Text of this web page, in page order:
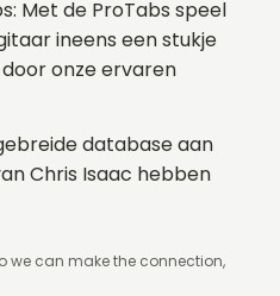
Met de ProTabs speel
ineens een stukje
onze ervaren
database aan
Chris Isaac hebben
we can make the connection,